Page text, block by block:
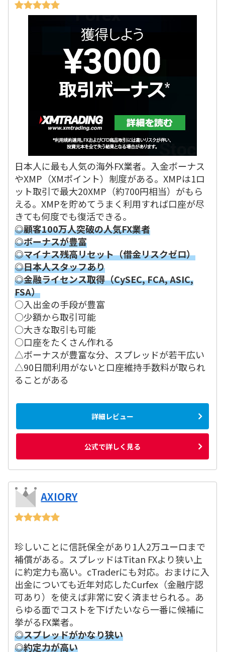
日本人に最も人気の海外FX業者。入金ボーナス
やXMP（XMポイント）制度がある。XMPは1ロ
ット取引で最大20XMP（約700円相当）がもら
える。XMPを貯めてうまく利用すれば口座が尽
きても何度でも復活できる。
◎顧客100万人突破の人気FX業者
◎ボーナスが豊富
◎マイナス残高リセット（借金リスクゼロ）
◎日本人スタッフあり
◎金融ライセンス取得（CySEC, FCA, ASIC,
FSA）
○入出金の手段が豊富
○少額から取引可能
○大きな取引も可能
○口座をたくさん作れる
△ボーナスが豊富な分、スプレッドが若干広い
△90日間利用がないと口座維持手数料が取られ
ることがある
詳細レビュー
公式で詳しく見る
AXIORY
珍しいことに信託保全があり1人2万ユーロまで
補償がある。スプレッドはTitan FXより狭い上
に約定力も高い。cTraderにも対応。おまけに入
出金についても近年対応したCurfex（金融庁認
可あり）を使えば非常に安く済ませられる。あ
らゆる面でコストを下げたいなら一番に候補に
挙がるFX業者。
◎スプレッドがかなり狭い
◎約定力が高い